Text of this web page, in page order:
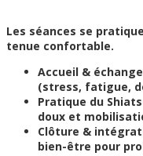
Les séances se
tenue confortable.
Accueil &
(stress, fatigue,
Pratique du
doux et
Clôture &
bien-être pour